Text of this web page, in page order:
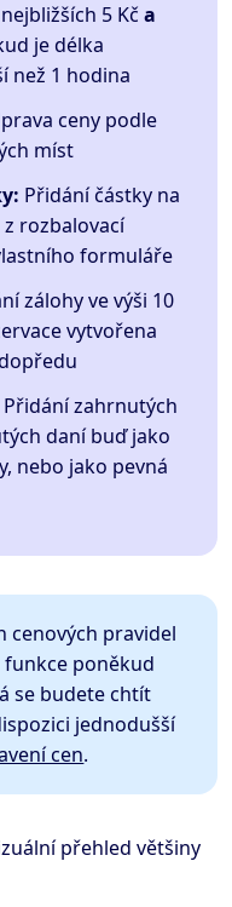
5 Kča
je délka
než 1 hodina
ceny podle
míst
Přidání částky na
rozbalovací
formuláře
zálohy ve výši 10
vytvořena
Přidání zahrnutých
daní buď jako
nebo jako pevná
cenových pravidel
poněkud
se budete chtít
jednodušší
cen.
přehled většiny